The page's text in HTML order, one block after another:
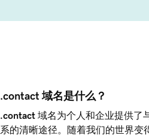
.contact 域名是什么？
.contact 域名为个人和企业提供了
系的清晰途径。随着我们的世界变